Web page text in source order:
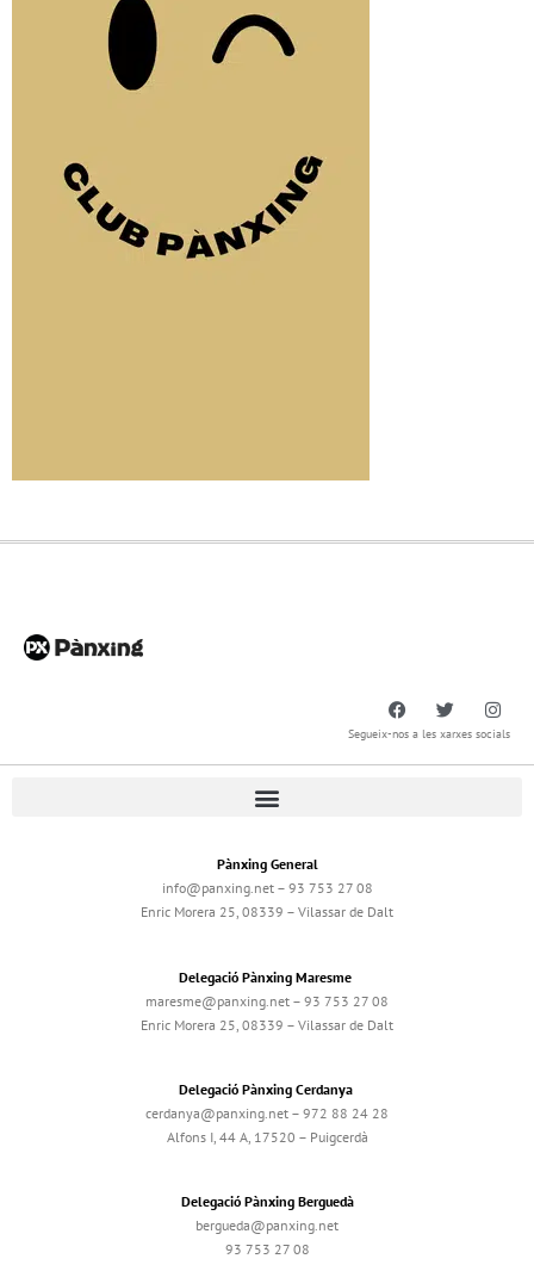
Segueix-nos a les xarxes socials
Pànxing General
info@panxing.net – 93 753 27 08
Enric Morera 25, 08339 – Vilassar de Dalt
Delegació Pànxing Maresme
maresme@panxing.net – 93 753 27 08
Enric Morera 25, 08339 – Vilassar de Dalt
Delegació Pànxing Cerdanya
cerdanya@panxing.net – 972 88 24 28
Alfons I, 44 A, 17520 – Puigcerdà
Delegació Pànxing Berguedà
bergueda@panxing.net
93 753 27 08